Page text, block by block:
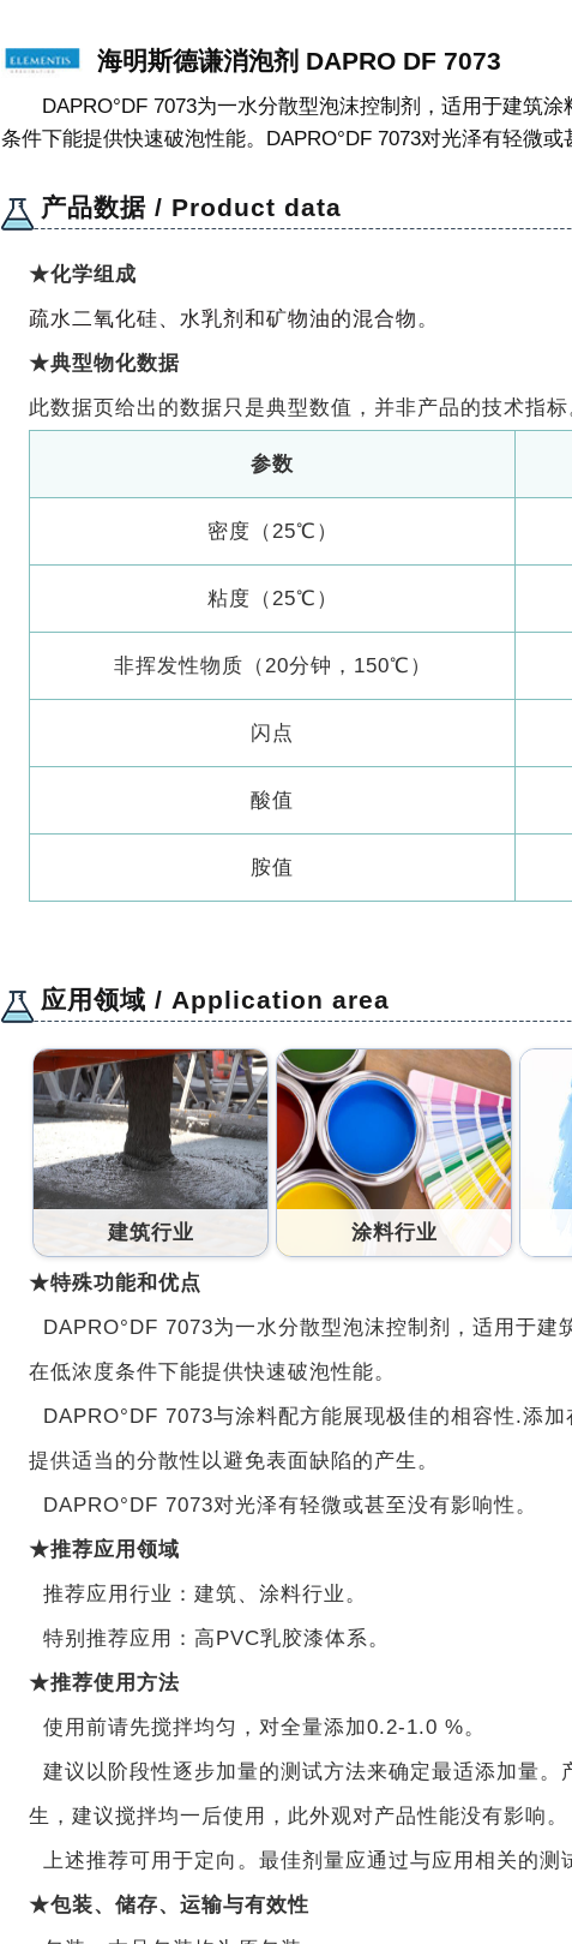
海明斯德谦消泡剂 DAPRO DF 7073
DAPRO°DF 7073为一水分散型泡沫控制剂，适用于建筑
条件下能提供快速破泡性能。DAPRO°DF 7073对光泽有轻微或
产品数据 / Product data
★化学组成
疏水二氧化硅、水乳剂和矿物油的混合物。
★典型物化数据
此数据页给出的数据只是典型数值，并非产品的技术指标
参数
密度（25℃）
粘度（25℃）
非挥发性物质（20分钟，150℃）
闪点
酸值
胺值
应用领域 / Application area
建筑行业 涂料行业
★特殊功能和优点
DAPRO°DF 7073为一水分散型泡沫控制剂，适用于建
在低浓度条件下能提供快速破泡性能。
DAPRO°DF 7073与涂料配方能展现极佳的相容性.添
提供适当的分散性以避免表面缺陷的产生。
DAPRO°DF 7073对光泽有轻微或甚至没有影响性。
★推荐应用领域
推荐应用行业：建筑、涂料行业。
特别推荐应用：高PVC乳胶漆体系。
★推荐使用方法
使用前请先搅拌均匀， 对全量添加0.2-1.0 %。
建议以阶段性逐步加量的测试方法来确定最适添加量
生，建议搅拌均一后使用，此外观对产品性能没有影响。
上述推荐可用于定向。最佳剂量应通过与应用相关的测
★包装、储存、运输与有效性